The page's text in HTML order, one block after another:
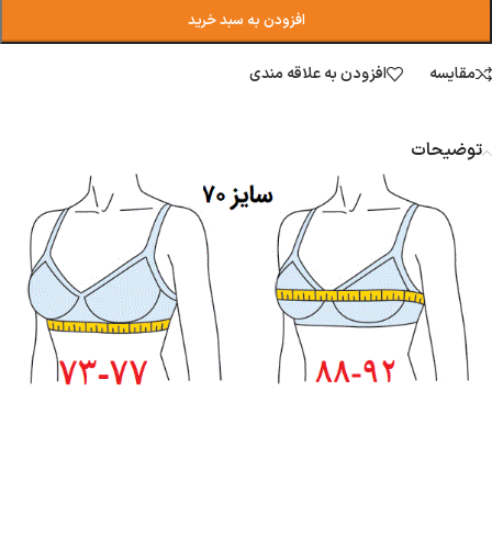
افزودن به سبد خرید
مقایسه افزودن به علاقه مندی
توضیحات